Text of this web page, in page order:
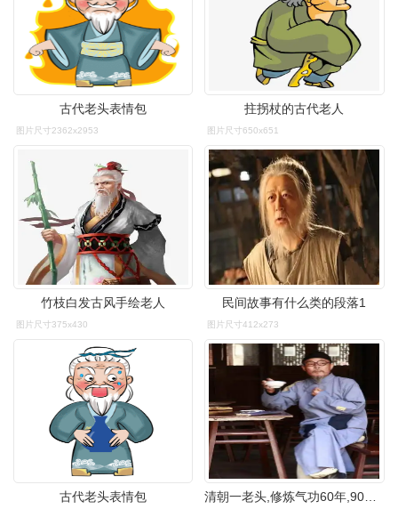
古代老头表情包
图片尺寸2362x2953
拄拐杖的古代老人
图片尺寸650x651
竹枝白发古风手绘老人
图片尺寸375x430
民间故事有什么类的段落1
图片尺寸412x273
古代老头表情包